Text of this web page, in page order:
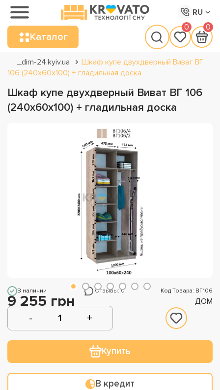
RU
Каталог
0 0
_dim-24.kyiv.ua
Шкаф купе двухдверный Виват ВГ
106 (240х60х100) + гладильная доска
Шкаф купе двухдверный Виват ВГ 106
(240х60х100) + гладильная доска
В наличии Отзывы: 0 Код Товара: ВГ106
9 255 грн ДОМ
Купить
В кредит